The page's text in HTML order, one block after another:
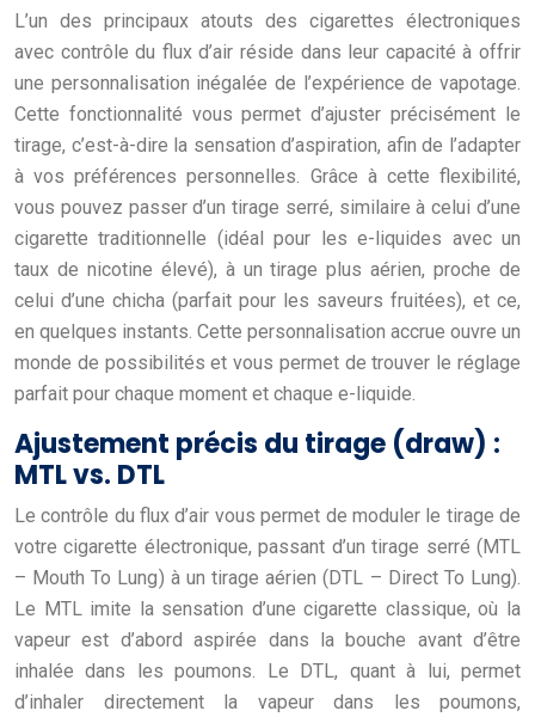
L’un des principaux atouts des cigarettes électroniques
avec contrôle du flux d’air réside dans leur capacité à offrir
une personnalisation inégalée de l’expérience de vapotage.
Cette fonctionnalité vous permet d’ajuster précisément le
tirage, c’est-à-dire la sensation d’aspiration, afin de l’adapter
à vos préférences personnelles. Grâce à cette flexibilité,
vous pouvez passer d’un tirage serré, similaire à celui d’une
cigarette traditionnelle (idéal pour les e-liquides avec un
taux de nicotine élevé), à un tirage plus aérien, proche de
celui d’une chicha (parfait pour les saveurs fruitées), et ce,
en quelques instants. Cette personnalisation accrue ouvre un
monde de possibilités et vous permet de trouver le réglage
parfait pour chaque moment et chaque e-liquide.
Ajustement précis du tirage (draw) :
MTL vs. DTL
Le contrôle du flux d’air vous permet de moduler le tirage de
votre cigarette électronique, passant d’un tirage serré (MTL
– Mouth To Lung) à un tirage aérien (DTL – Direct To Lung).
Le MTL imite la sensation d’une cigarette classique, où la
vapeur est d’abord aspirée dans la bouche avant d’être
inhalée dans les poumons. Le DTL, quant à lui, permet
d’inhaler directement la vapeur dans les poumons,